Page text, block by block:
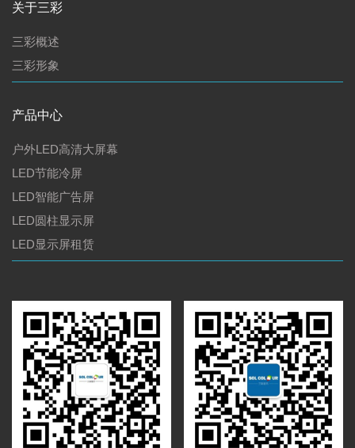
关于三彩
三彩概述
三彩形象
产品中心
户外LED高清大屏幕
LED节能冷屏
LED智能广告屏
LED圆柱显示屏
LED显示屏租赁